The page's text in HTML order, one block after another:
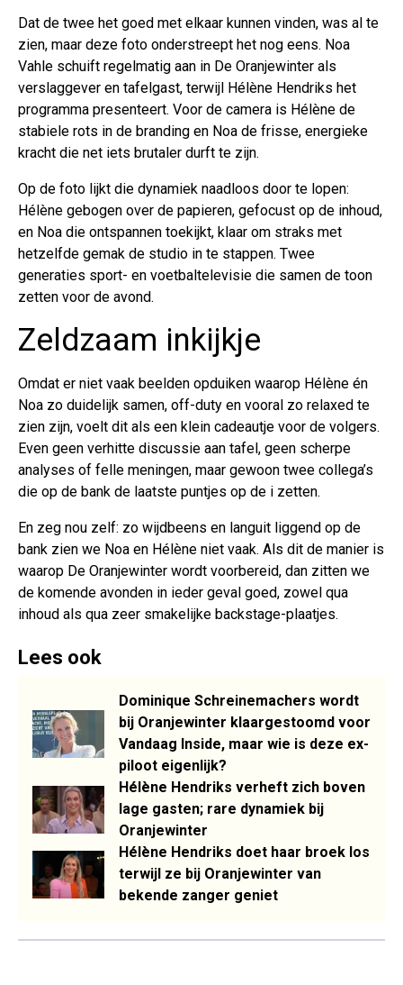
Dat de twee het goed met elkaar kunnen vinden, was al te
zien, maar deze foto onderstreept het nog eens. Noa
Vahle schuift regelmatig aan in De Oranjewinter als
verslaggever en tafelgast, terwijl Hélène Hendriks het
programma presenteert. Voor de camera is Hélène de
stabiele rots in de branding en Noa de frisse, energieke
kracht die net iets brutaler durft te zijn.
Op de foto lijkt die dynamiek naadloos door te lopen:
Hélène gebogen over de papieren, gefocust op de inhoud,
en Noa die ontspannen toekijkt, klaar om straks met
hetzelfde gemak de studio in te stappen. Twee
generaties sport- en voetbaltelevisie die samen de toon
zetten voor de avond.
Zeldzaam inkijkje
Omdat er niet vaak beelden opduiken waarop Hélène én
Noa zo duidelijk samen, off-duty en vooral zo relaxed te
zien zijn, voelt dit als een klein cadeautje voor de volgers.
Even geen verhitte discussie aan tafel, geen scherpe
analyses of felle meningen, maar gewoon twee collega’s
die op de bank de laatste puntjes op de i zetten.
En zeg nou zelf: zo wijdbeens en languit liggend op de
bank zien we Noa en Hélène niet vaak. Als dit de manier is
waarop De Oranjewinter wordt voorbereid, dan zitten we
de komende avonden in ieder geval goed, zowel qua
inhoud als qua zeer smakelijke backstage-plaatjes.
Lees ook
Dominique Schreinemachers wordt
bij Oranjewinter klaargestoomd voor
Vandaag Inside, maar wie is deze ex-
piloot eigenlijk?
Hélène Hendriks verheft zich boven
lage gasten; rare dynamiek bij
Oranjewinter
Hélène Hendriks doet haar broek los
terwijl ze bij Oranjewinter van
bekende zanger geniet